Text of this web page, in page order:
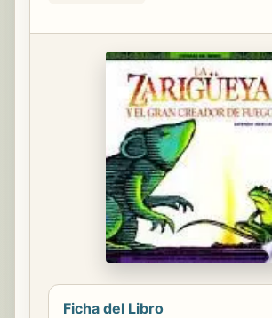
Ficha del Libro